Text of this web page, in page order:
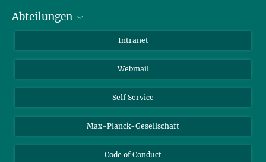
Curriculum Vitae
Mitarbeiterverzeichnis
Abteilungen
Biomolekulare Systeme
Kolloidchemie
Nachhaltige und Bio-inspirierte Materialien
Intranet
Webmail
Self Service
Max-Planck-Gesellschaft
Code of Conduct